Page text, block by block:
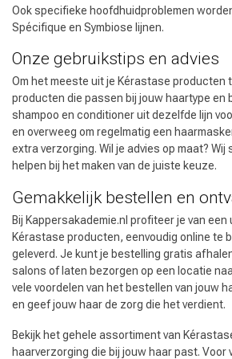
Ook specifieke hoofdhuidproblemen
Spécifique en Symbiose lijnen.
Onze gebruikstips en advies
Om het meeste uit je Kérastase producten
producten die passen bij jouw haartype en
shampoo en conditioner uit dezelfde lijn
en overweeg om regelmatig een
extra verzorging. Wil je advies op maat? Wij
helpen bij het maken van de juiste keuze.
Gemakkelijk bestellen en
Bij Kappersakademie.nl profiteer je van
Kérastase producten, eenvoudig online te
geleverd. Je kunt je bestelling gratis
salons of laten bezorgen op een locatie
vele voordelen van het bestellen van jouw
en geef jouw haar de zorg die het verdient.
Bekijk het gehele assortiment van
haarverzorging die bij jouw haar past. Voor